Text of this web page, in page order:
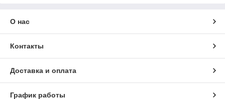
О нас
Контакты
Доставка и оплата
График работы